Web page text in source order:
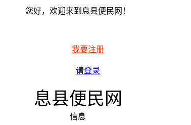
您好，欢迎来到息县便民网！
我要注册
请登录
息县便民网
信息